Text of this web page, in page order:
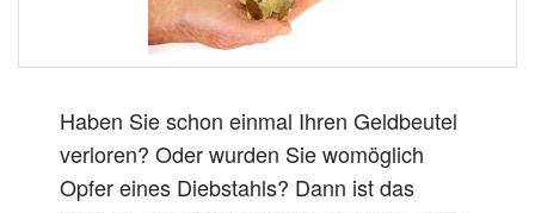
Haben Sie schon einmal Ihren Geldbeutel
verloren? Oder wurden Sie womöglich
Opfer eines Diebstahls? Dann ist das